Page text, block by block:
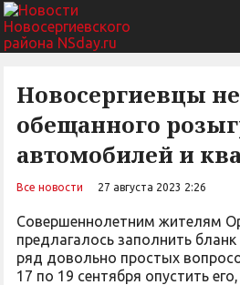
Новосергиевцы
обещанного
автомобилей и
Все новости 27 августа 2023 2:26
Совершеннолетним жителям
предлагалось заполнить
ряд довольно простых
17 по 19 сентября опустить